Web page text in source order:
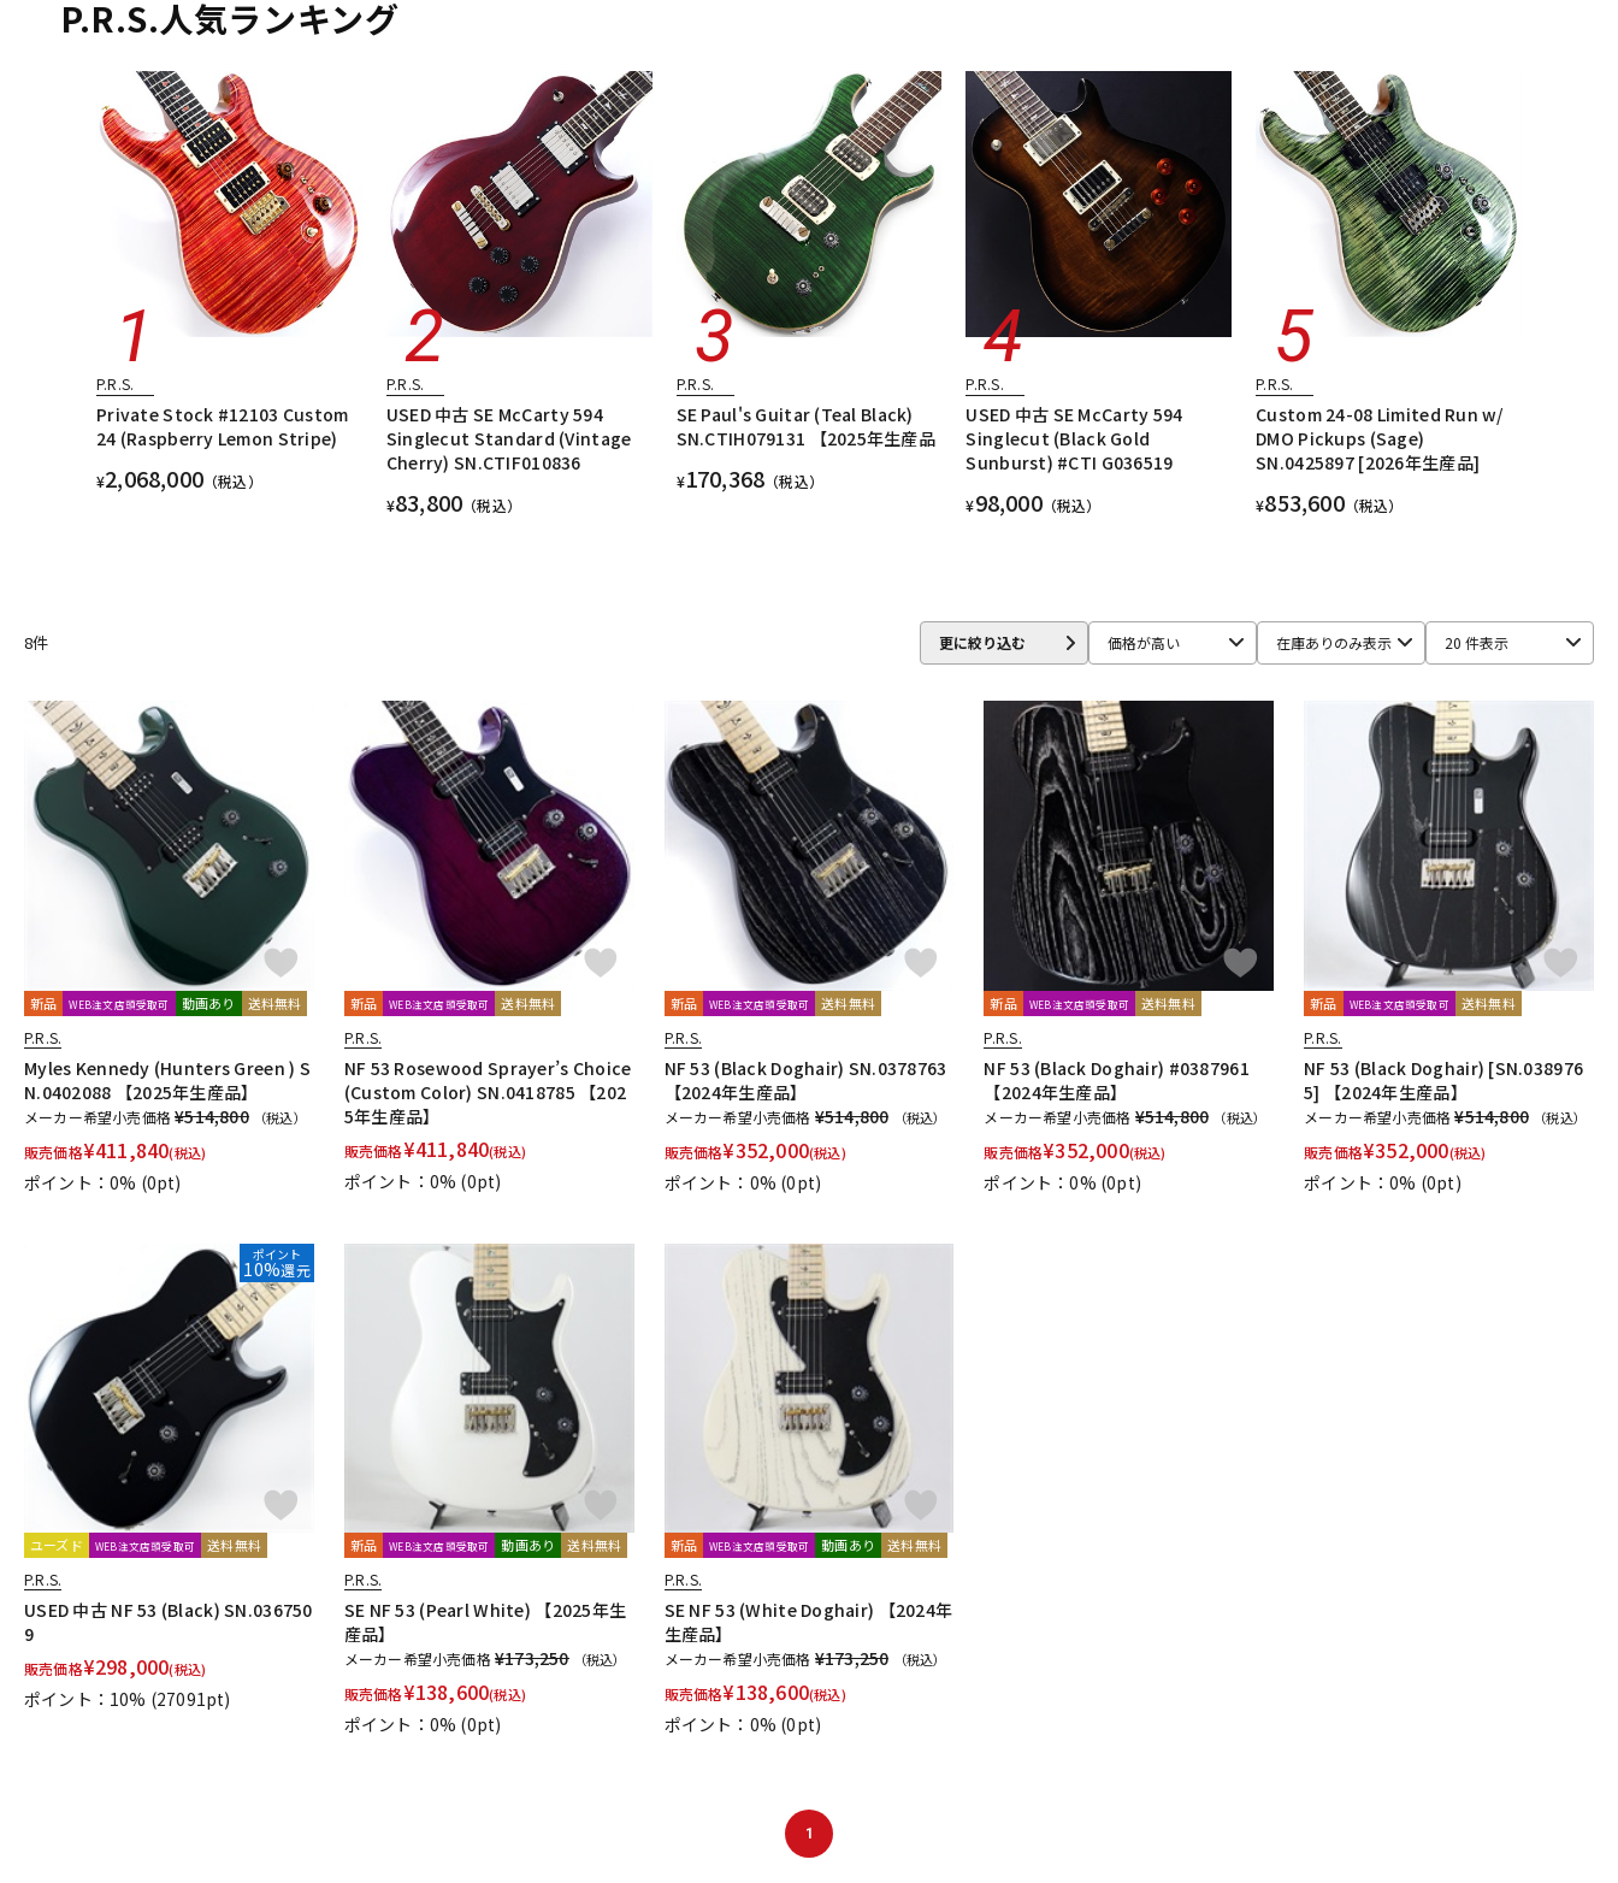
P.R.S.人気ランキング
P.R.S.
Private Stock #12103 Custom
24 (Raspberry Lemon Stripe)
¥2,068,000 （税込）
P.R.S.
USED 中古 SE McCarty 594
Singlecut Standard (Vintage
Cherry) SN.CTIF010836
¥83,800 （税込）
P.R.S.
SE Paul's Guitar (Teal Black)
SN.CTIH079131 【2025年生産品
¥170,368 （税込）
P.R.S.
USED 中古 SE McCarty 594
Singlecut (Black Gold
Sunburst) #CTI G036519
¥98,000（税込）
P.R.S.
Custom 24-08 Limited Run w/
DMO Pickups (Sage)
SN.0425897 [2026年生産品]
¥853,600（税込）
8件 更に絞り込む 価格が高い 在庫ありのみ表示 20 件表示
新品 WEB注文店頭受取可 動画あり 送料無料
P.R.S.
Myles Kennedy (Hunters Green ) S
N.0402088 【2025年生産品】
メーカー希望小売価格¥514,800 （税込）
販売価格¥411,840(税込)
ポイント：0% (0pt)
新品 WEB注文店頭受取可 送料無料
P.R.S.
NF 53 Rosewood Sprayer’s Choice
(Custom Color) SN.0418785 【202
5年生産品】
販売価格¥411,840(税込)
ポイント：0% (0pt)
新品 WEB注文店頭受取可 送料無料
P.R.S.
NF 53 (Black Doghair) SN.0378763
【2024年生産品】
メーカー希望小売価格 ¥514,800 （税込）
販売価格¥352,000(税込)
ポイント：0% (0pt)
新品 WEB注文店頭受取可 送料無料
P.R.S.
NF 53 (Black Doghair) #0387961
【2024年生産品】
メーカー希望小売価格 ¥514,800 （税込）
販売価格¥352,000(税込)
ポイント：0% (0pt)
新品 WEB注文店頭受取可 送料無料
P.R.S.
NF 53 (Black Doghair) [SN.038976
5] 【2024年生産品】
メーカー希望小売価格¥514,800 （税込）
販売価格¥352,000(税込)
ポイント：0% (0pt)
ポイント
10%還元
ユーズド WEB注文店頭受取可 送料無料
P.R.S.
USED 中古 NF 53 (Black) SN.036750
9
販売価格¥298,000(税込)
ポイント：10% (27091pt)
新品 WEB注文店頭受取可 動画あり 送料無料
P.R.S.
SE NF 53 (Pearl White) 【2025年生
産品】
メーカー希望小売価格¥173,250 （税込）
販売価格¥138,600(税込)
ポイント：0% (0pt)
新品 WEB注文店頭受取可 動画あり 送料無料
P.R.S.
SE NF 53 (White Doghair) 【2024年
生産品】
メーカー希望小売価格 ¥173,250 （税込）
販売価格¥138,600(税込)
ポイント：0% (0pt)
1